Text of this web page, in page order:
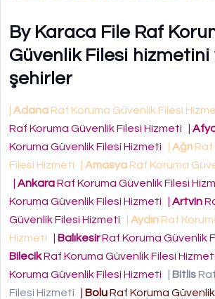
By Karaca File Raf
Güvenlik Filesi
şehirler
Adana Raf Koruma Güvenlik Filesi
Raf Koruma Güvenlik Filesi Hizmeti
Koruma Güvenlik Filesi Hizmeti
Ağrı Raf
Filesi Hizmeti
Amasya Raf Koruma
AnkaraRaf Koruma Güvenlik Filesi
Koruma Güvenlik Filesi Hizmeti
Artvin
Güvenlik Filesi Hizmeti
Aydın Raf
Hizmeti
BalıkesirRaf Koruma Güvenlik
BilecikRaf Koruma Güvenlik Filesi Hizmeti
Koruma Güvenlik Filesi Hizmeti
Bitlis
Filesi Hizmeti
BoluRaf Koruma